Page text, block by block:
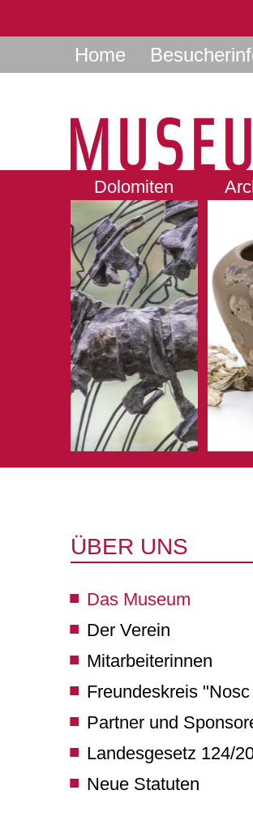
Home
Dolomiten
ÜBER UNS
Das Museum
Der Verein
Mitarbeiterinnen
Freundeskreis
Partner und
Landesgesetz 124/
Neue Statuten